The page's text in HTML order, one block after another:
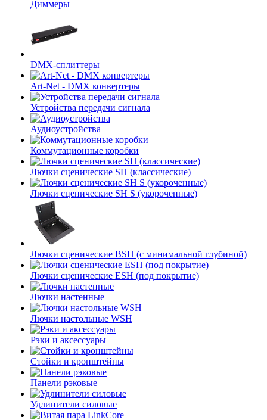
Диммеры
DMX-сплиттеры
Art-Net - DMX конвертеры
Устройства передачи сигнала
Аудиоустройства
Коммутационные коробки
Лючки сценические SH (классические)
Лючки сценические SH S (укороченные)
Лючки сценические BSH (с минимальной глубиной)
Лючки сценические ESH (под покрытие)
Лючки настенные
Лючки настольные WSH
Рэки и аксессуары
Стойки и кронштейны
Панели рэковые
Удлинители силовые